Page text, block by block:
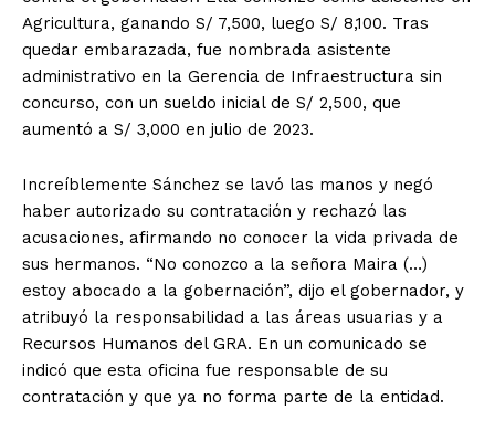
Agricultura, ganando S/ 7,500, luego S/ 8,100. Tras
quedar embarazada, fue nombrada asistente
administrativo en la Gerencia de Infraestructura sin
concurso, con un sueldo inicial de S/ 2,500, que
aumentó a S/ 3,000 en julio de 2023.
Increíblemente Sánchez se lavó las manos y negó
haber autorizado su contratación y rechazó las
acusaciones, afirmando no conocer la vida privada de
sus hermanos. “No conozco a la señora Maira (…)
estoy abocado a la gobernación”, dijo el gobernador, y
atribuyó la responsabilidad a las áreas usuarias y a
Recursos Humanos del GRA. En un comunicado se
indicó que esta oficina fue responsable de su
contratación y que ya no forma parte de la entidad.